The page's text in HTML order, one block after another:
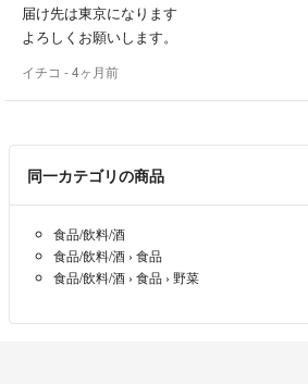
届け先は東京になります
よろしくお願いします。
イチコ - 4ヶ月前
同一カテゴリの商品
食品/飲料/酒
食品/飲料/酒 › 食品
食品/飲料/酒 › 食品 › 野菜